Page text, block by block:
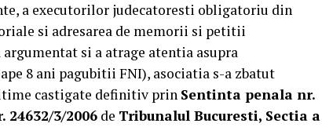
a executorilor judecatoresti obligatoriu din
si adresarea de memorii si petitii
si a atrage atentia asupra
8 ani pagubitii FNI), asociatia s-a zbatut
castigate definitiv prin Sentinta penala nr.
24632/3/2006 de Tribunalul Bucuresti, Sectia a